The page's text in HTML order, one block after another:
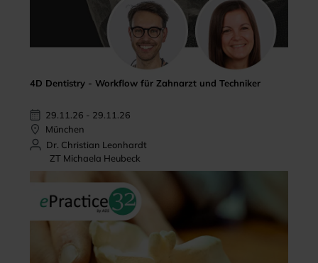
4D Dentistry - Workflow für Zahnarzt und Techniker
29.11.26 - 29.11.26
München
Dr. Christian Leonhardt
ZT Michaela Heubeck